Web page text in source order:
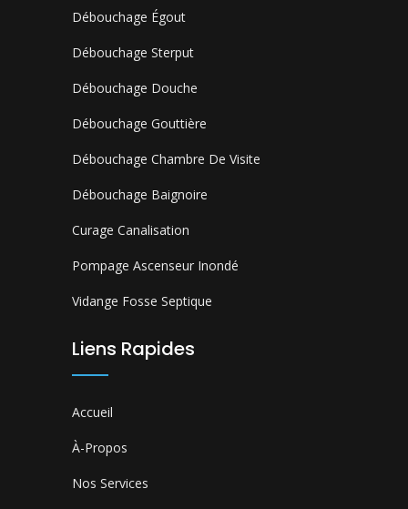
Débouchage Égout
Débouchage Sterput
Débouchage Douche
Débouchage Gouttière
Débouchage Chambre De Visite
Débouchage Baignoire
Curage Canalisation
Pompage Ascenseur Inondé
Vidange Fosse Septique
Liens Rapides
Accueil
À-Propos
Nos Services